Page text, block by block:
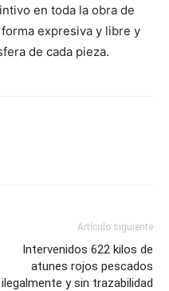
en toda la obra de
expresiva y libre y
de cada pieza.
Artículo siguiente
Intervenidos 622 kilos de
atunes rojos pescados
ilegalmente y sin trazabilidad